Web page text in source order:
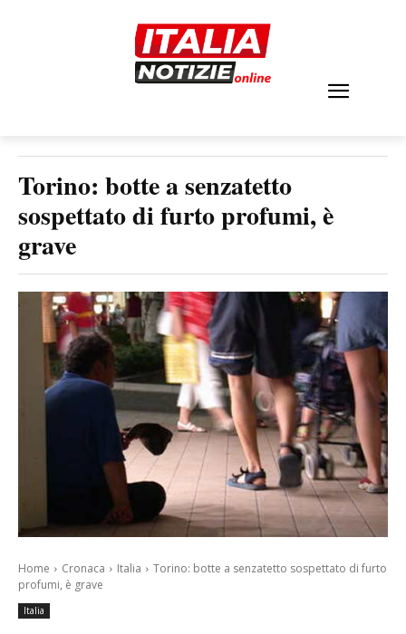
Torino: botte a senzatetto
sospettato di furto profumi, è
grave
Home Cronaca Italia
Torino: botte a senzatetto sospettato di furto
profumi, è grave
Italia